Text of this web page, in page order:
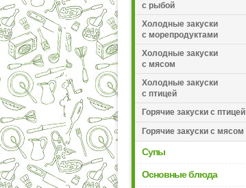
с рыбой
Холодные закуски
с морепродуктами
Холодные закуски
с мясом
Холодные закуски
с птицей
Горячие закуски с птицей
Горячие закуски с мясом
Супы
Основные блюда